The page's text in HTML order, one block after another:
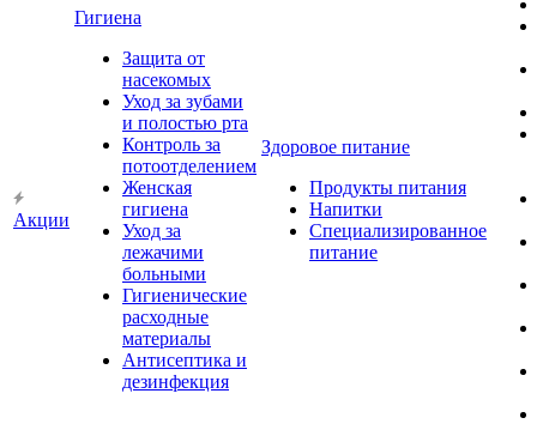
Акции
Гигиена
Защита от
насекомых
Уход за зубами
и полостью рта
Контроль за
потоотделением
Женская
гигиена
Уход за
лежачими
больными
Гигиенические
расходные
материалы
Антисептика и
дезинфекция
Здоровое питание
Продукты питания
Напитки
Специализированное
питание